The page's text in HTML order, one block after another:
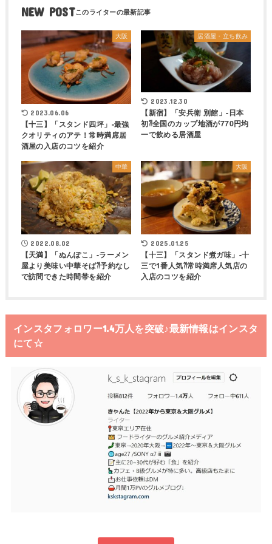
NEW POST
大阪
2023.06.06
【十三】「スタンド四坪」-最強
クオリティのアテ！常時満席居
酒屋の入店のコツを紹介
居酒屋・立ち飲み
2023.12.30
【新宿】「安兵衛 別館」-日本
初⁈全国のカップ地酒が770円均
一で飲める居酒屋
中華
2022.08.02
【天満】「ぬんぽこ」-ラーメン
屋より美味い中華そば⁈予約なし
で訪問できた時間帯を紹介
大阪
2025.01.25
【十三】「スタンド煮ガ味」-十
三で1番人気⁈常時満席人気店の
入店のコツを紹介
インスタフォロワー1.4万人を突破♪最新情報はインスタ
にて☆